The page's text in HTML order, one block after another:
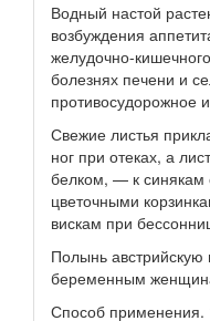
Водный настой
возбуждения
желудочно-
болезнях печени и
противосудорожное
Свежие листья
ног при отеках, а
белком, — к синякам
цветочными
вискам при
Полынь австрийскую
беременным
Способ применения.